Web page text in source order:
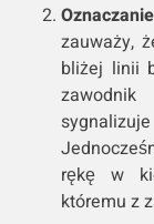
zauważy,
bliżej linii
rękę w
któremu z